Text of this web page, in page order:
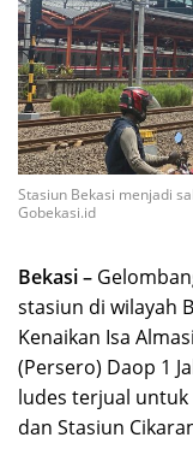
Stasiun Bekasi menjadi
Gobekasi.id
Bekasi –
stasiun di wilayah
Kenaikan Isa
(Persero) Daop 1
ludes terjual untuk
dan Stasiun